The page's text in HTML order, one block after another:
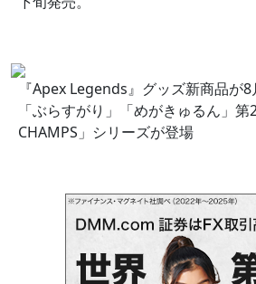
『Apex Legends』グッズ新商品が
「ぶらすがり」「めがきゅるん」第
CHAMPS」シリーズが登場